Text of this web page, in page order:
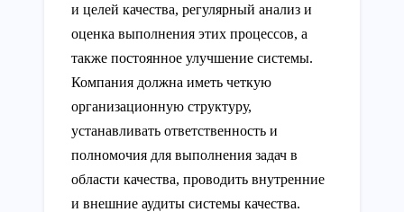
и целей качества, регулярный анализ и
оценка выполнения этих процессов, а
также постоянное улучшение системы.
Компания должна иметь четкую
организационную структуру,
устанавливать ответственность и
полномочия для выполнения задач в
области качества, проводить внутренние
и внешние аудиты системы качества.